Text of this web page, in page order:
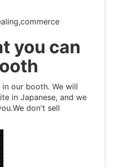
you can
our booth. We will
in Japanese, and we
don't sell